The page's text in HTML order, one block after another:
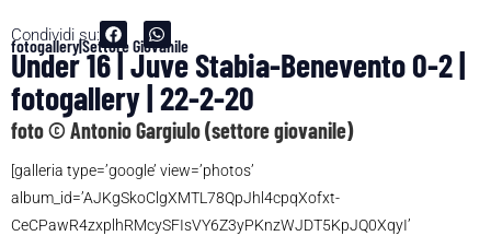
Condividi su:
fotogallery|Settore Giovanile
Under 16 | Juve Stabia-Benevento 0-2 |
fotogallery | 22-2-20
foto © Antonio Gargiulo (settore giovanile)
[galleria type=’google’ view=’photos’
album_id=’AJKgSkoClgXMTL78QpJhl4cpqXofxt-
CeCPawR4zxplhRMcySFIsVY6Z3yPKnzWJDT5KpJQ0XqyI’